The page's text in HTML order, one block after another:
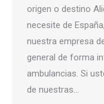
origen o destino
necesite de
nuestra empresa
general de forma
ambulancias. Si
de nuestras…